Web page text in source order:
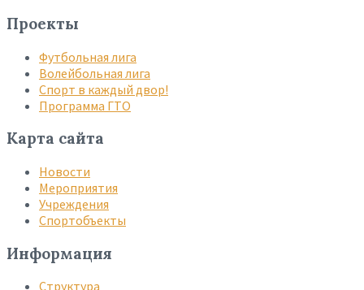
Проекты
Футбольная лига
Волейбольная лига
Спорт в каждый двор!
Программа ГТО
Карта сайта
Новости
Мероприятия
Учреждения
Спортобъекты
Информация
Структура